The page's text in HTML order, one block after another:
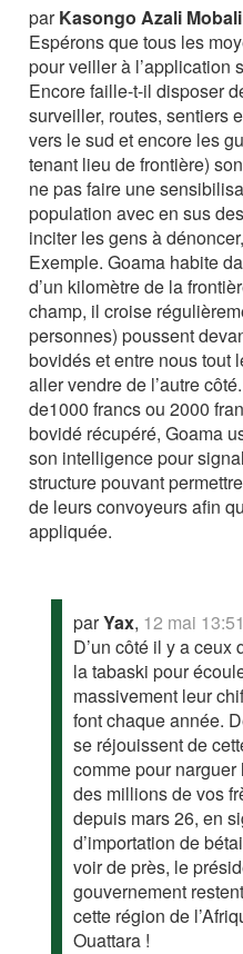
parKasongo Azali
Espérons que tous les
pour veiller à l’application
Encore faille-t-il disposer
surveiller, routes, sentiers
vers le sud et encore les
tenant lieu de frontière)
ne pas faire une
population avec en sus
inciter les gens à
Exemple. Goama habite
d’un kilomètre de la
champ, il croise
personnes) poussent
bovidés et entre nous tout
aller vendre de l’autre
de1000 francs ou 2000
bovidé récupéré, Goama
son intelligence pour
structure pouvant
de leurs convoyeurs afin
appliquée.
parYax, 12 mai 13:51
D’un côté il y a ceux
la tabaski pour
massivement leur
font chaque année.
se réjouissent de
comme pour
des millions de vos
depuis mars 26, en
d’importation de
voir de près, le
gouvernement
cette région de
Ouattara !